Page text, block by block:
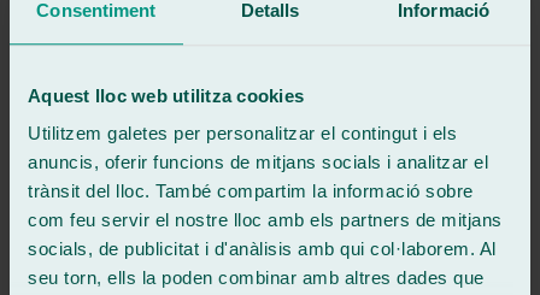
Consentiment Detalls Informació
Aquest lloc web utilitza cookies
Utilitzem galetes per personalitzar el contingut i els
anuncis, oferir funcions de mitjans socials i analitzar el
trànsit del lloc. També compartim la informació sobre
com feu servir el nostre lloc amb els partners de mitjans
socials, de publicitat i d'anàlisis amb qui col·laborem. Al
seu torn, ells la poden combinar amb altres dades que
Veure ressenya
/5· Fa 8 mesos
Veure ressenya
Muy buen trabajo profesionales de los que ya no quedan
El coche parece otro y no tiene ningún fallo
Buen trato en todo momento eficacia y rapidez
Veure ressenya